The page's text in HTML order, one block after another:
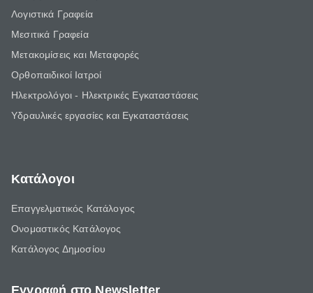
Λογιστικά Γραφεία
Μεσιτικά Γραφεία
Μετακομίσεις και Μεταφορές
Ορθοπαιδικοί Ιατροί
Ηλεκτρολόγοι - Ηλεκτρικές Εγκαταστάσεις
Υδραυλικές εργασίες και Εγκαταστάσεις
Κατάλογοι
Επαγγελματικός Κατάλογος
Ονομαστικός Κατάλογος
Κατάλογος Δημοσίου
Εγγραφή στο Newsletter